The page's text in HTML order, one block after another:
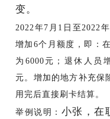
变。
2022年7月1日至2022
增加 6个月额度 ，即：
为6000元；退休人员
元。 增加的地方补充保
用完后直接刷卡结算。
举例说明： 小张，在